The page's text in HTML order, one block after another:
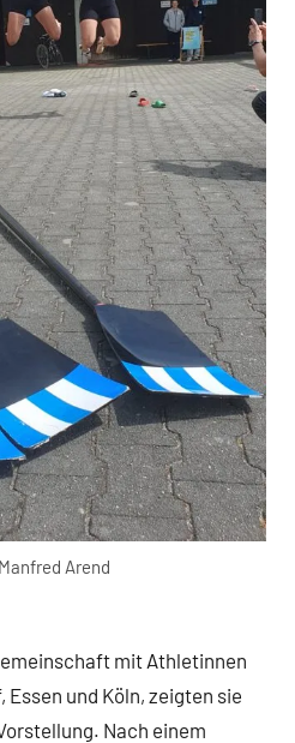
Arend
mit Athletinnen
und Köln, zeigten sie
Nach einem